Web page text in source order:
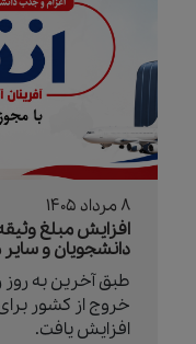
8 مرداد 1405
افزایش مبلغ
دانشجویان و
طبق آخرین به روز
خروج از کشور
افزایش یافت.